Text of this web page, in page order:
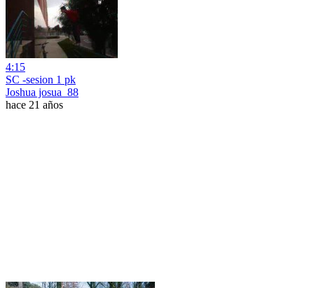
4:15
SC -sesion 1 pk
Joshua josua_88
hace 21 años